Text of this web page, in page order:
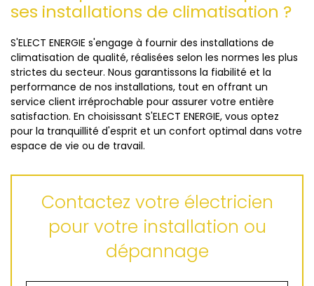
ses installations de climatisation ?
S'ELECT ENERGIE s'engage à fournir des installations de
climatisation de qualité, réalisées selon les normes les plus
strictes du secteur. Nous garantissons la fiabilité et la
performance de nos installations, tout en offrant un
service client irréprochable pour assurer votre entière
satisfaction. En choisissant S'ELECT ENERGIE, vous optez
pour la tranquillité d'esprit et un confort optimal dans votre
espace de vie ou de travail.
Contactez votre électricien
pour votre installation ou
dépannage